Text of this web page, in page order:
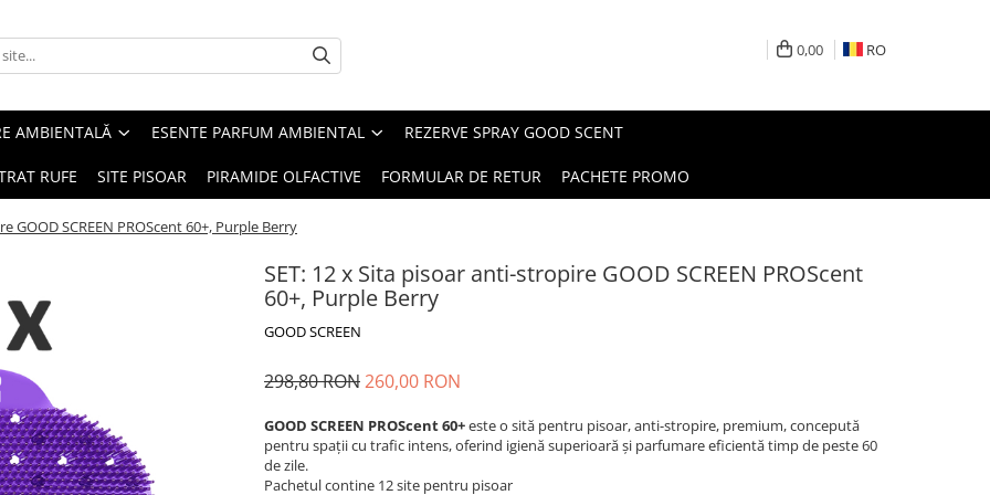
0,00 RO
AMBIENTALĂ ESENTE PARFUM AMBIENTAL REZERVE SPRAY GOOD SCENT
RUFE SITE PISOAR PIRAMIDE OLFACTIVE FORMULAR DE RETUR PACHETE PROMO
GOOD SCREEN PROScent 60+, Purple Berry
SET: 12 x Sita pisoar anti-stropire GOOD SCREEN PROScent
60+, Purple Berry
GOOD SCREEN
298,80 RON260,00 RON
GOOD SCREEN PROScent 60+este o sită pentru pisoar, anti-stropire, premium, concepută
pentru spații cu trafic intens, oferind igienă superioară și parfumare eficientă timp de peste 60
de zile.
Pachetul contine 12 site pentru pisoar